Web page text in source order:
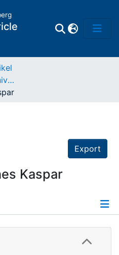
Matrikel der älteren Universität
Export
Kaspar